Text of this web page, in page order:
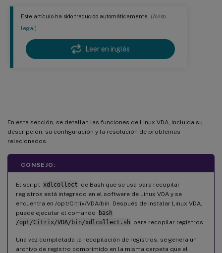
Este artículo ha sido traducido automáticamente. (Aviso
legal)
Leer en inglés
En esta sección, se detallan las funciones de Linux VDA, incluida su
descripción, su configuración y la resolución de problemas
relacionados.
CONSEJO:
El script xdlcollect de Bash que se usa para recopilar
registros está integrado en el software de Linux VDA y se
encuentra en /opt/Citrix/VDA/bin. Después de instalar Linux VDA,
puede ejecutar el comando
bash
/opt/Citrix/VDA/bin/xdlcollect.sh para recopilar registros.
Una vez completada la recopilación de registros, se genera un
archivo de registro comprimido en la misma carpeta que el